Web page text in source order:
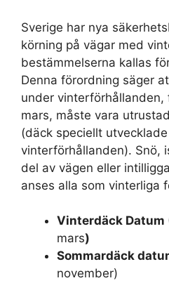
Sverige har nya
körning på vägar med
bestämmelserna kallas
Denna förordning säger
under vinterförhållanden,
mars, måste vara
(däck speciellt
vinterförhållanden). Snö,
del av vägen eller
anses alla som vinterliga
Vinterdäck Datum
mars)
Sommardäck
november)